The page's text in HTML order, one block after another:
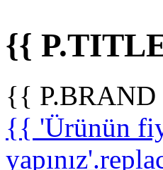
{{
{{
{{ 'Ürünün